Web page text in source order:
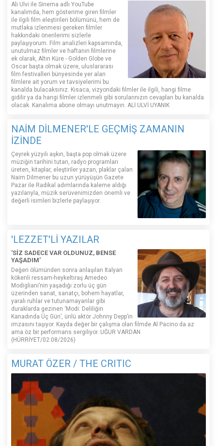
Ali Ulvi ile Sinema adlı YouTube
kanalımda, hem gösterime giren filmler
ile ilgili film eleştirileri bölümünü, hem de
mutlaka izlenmesi gereken filmler
hakkındaki önerilerimi sizlerle
paylaşıyorum. Film analizleri kapsamında,
unutulmaz filmler ve haftanın filmlerine
ek olarak, Altın Küre - Golden Globe ve
Oscar başta olmak üzere, uluslararası
film festivalleri bünyesinde yer alan
filmlere ait yorum ve tavsiyelerimi bu
kanalda bulacaksınız. Kısaca, vizyondaki filmler ile ilgili, hangi filme
gidilir ya da hangi filmler izlenmeli gibi sorularınızın cevapları bu kanalda
olacak. Kanalıma abone olmayı unutmayın. ALİ ULVİ UYANIK
NAİM DİLMENER'LE GEÇMİŞ ZAMANIN
İZİNDE
Çeyrek yüzyılı aşkın, başta pop olmak üzere
müziğin tarihini tutan, radyo programları
üreten, kitaplar, eleştiriler yazan, plaklar çalan
Naim Dilmener bu uzun yürüyüşün Gazete
Pazar ile Radikal adımlarında kaleme aldığı
yazılarıyla, müzik serüvenimizden önemli ve
değerli isimleri bizlerle paylaşıyor.
'LEZZET'Lİ YAZILAR
'SİZ SADECE VAR OLDUNUZ, BENSE
YAŞADIM'
Değeri ölümünden sonra anlaşılan İtalyan
kökenli ressam-heykeltıraş Amedeo
Modigliani’nin yaşadığı zorlu üç gün
üzerinden sanat, sanatçı, bohem hayatlar,
yaralı ruhlar ve tutunamayanlar gibi
duraklarda gezinen ‘Modi: Deliliğin
Kanadında Üç Gün’, ünlü aktör Johnny Depp’in
imzasını taşıyor. Kayda değer bir çalışma olan filmde Al Pacino da az
ama öz bir performans sergiliyor. UĞUR VARDAN
(HÜRRİYET/02.08/2026)
MURAT ÖZER / THE CRITIC